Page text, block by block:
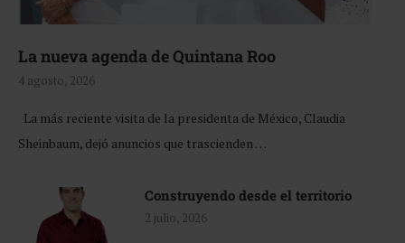
La nueva agenda de Quintana Roo
4 agosto, 2026
La más reciente visita de la presidenta de México, Claudia
Sheinbaum, dejó anuncios que trascienden …
Construyendo desde el territorio
2 julio, 2026